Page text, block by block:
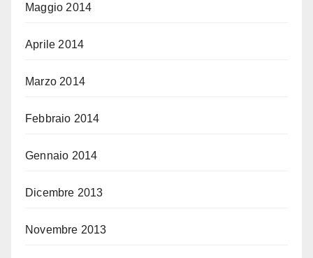
Maggio 2014
Aprile 2014
Marzo 2014
Febbraio 2014
Gennaio 2014
Dicembre 2013
Novembre 2013